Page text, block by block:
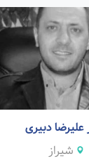
علیرضا دبیری
شیراز